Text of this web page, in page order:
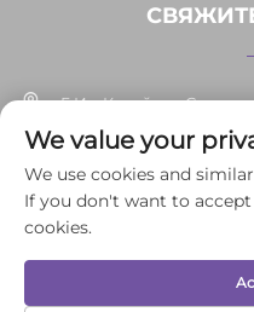
Г. Иу, Китай, ул.
+86-13037647878
[email protected]
© 2025 Иньпэнь Юньли
We value your
We use cookies and
If you don't want to
cookies.